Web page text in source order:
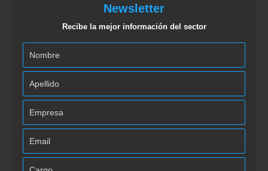
Newsletter
Recibe la mejor información del sector